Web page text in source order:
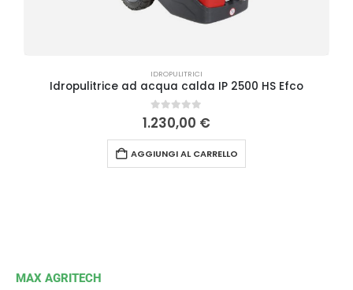
IDROPULITRICI
Idropulitrice ad acqua calda IP 2500 HS Efco
0Su 5
1.230,00 €
AGGIUNGI AL CARRELLO
MAX AGRITECH